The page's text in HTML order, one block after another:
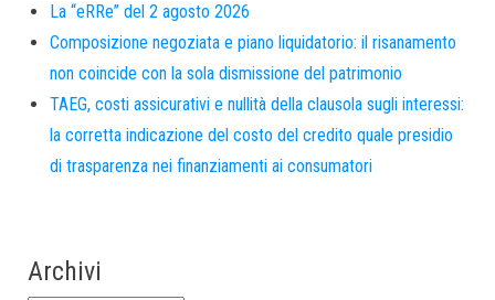
La “eRRe” del 2 agosto 2026
Composizione negoziata e piano liquidatorio: il risanamento
non coincide con la sola dismissione del patrimonio
TAEG, costi assicurativi e nullità della clausola sugli interessi:
la corretta indicazione del costo del credito quale presidio
di trasparenza nei finanziamenti ai consumatori
Archivi